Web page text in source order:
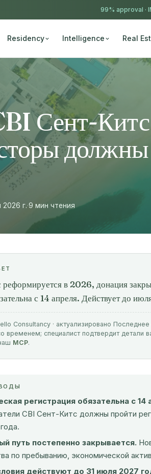
99% approval ·
Residency Intelligence Real
Сент-
должны
г.·9 мин чтения
реформируется в 2026, донация
с 14 апреля. Действует до
Consultancy · актуализировано
временем; специалист подтвердит
MCP.
регистрация обязательна с 14
CBI Сент-Китс должны пройти
путь постепенно закрывается.
по пребыванию, экономической
действуют до 31 июля 2027